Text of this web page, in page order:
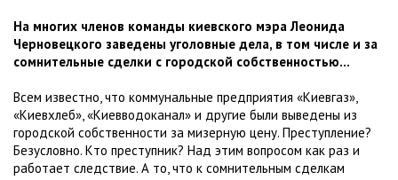
На многих членов команды киевского мэра Леонида
Черновецкого заведены уголовные дела, в том числе и за
сомнительные сделки с городской собственностью...
Всем известно, что коммунальные предприятия «Киевгаз»,
«Киевхлеб», «Киевводоканал» и другие были выведены из
городской собственности за мизерную цену. Преступление?
Безусловно. Кто преступник? Над этим вопросом как раз и
работает следствие. А то, что к сомнительным сделкам